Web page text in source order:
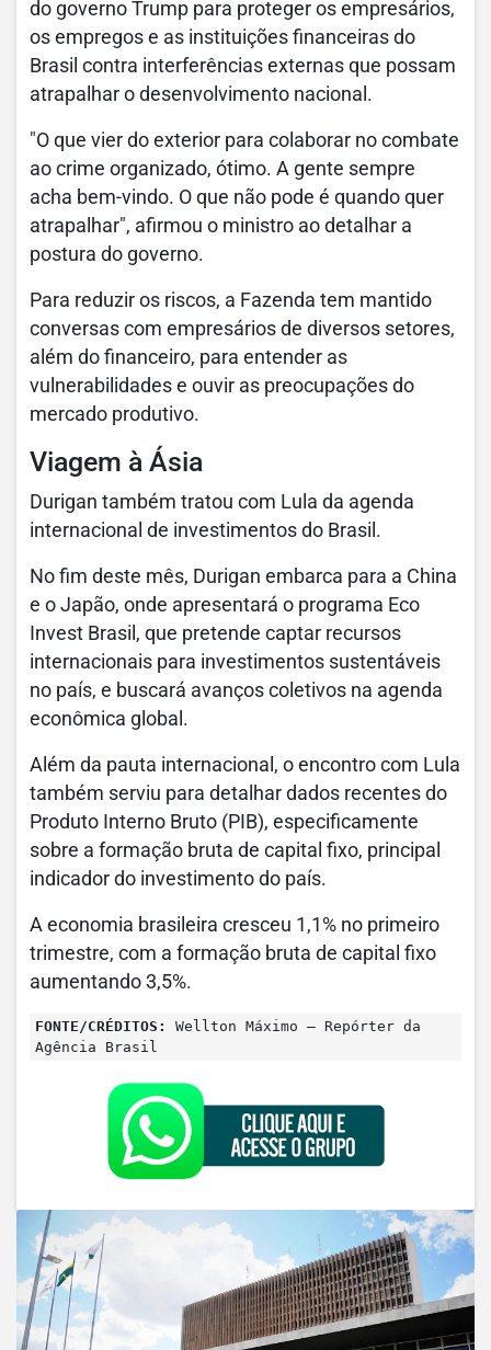
do governo Trump para proteger os empresários,
os empregos e as instituições financeiras do
Brasil contra interferências externas que possam
atrapalhar o desenvolvimento nacional.
"O que vier do exterior para colaborar no combate
ao crime organizado, ótimo. A gente sempre
acha bem-vindo. O que não pode é quando quer
atrapalhar", afirmou o ministro ao detalhar a
postura do governo.
Para reduzir os riscos, a Fazenda tem mantido
conversas com empresários de diversos setores,
além do financeiro, para entender as
vulnerabilidades e ouvir as preocupações do
mercado produtivo.
Viagem à Ásia
Durigan também tratou com Lula da agenda
internacional de investimentos do Brasil.
No fim deste mês, Durigan embarca para a China
e o Japão, onde apresentará o programa Eco
Invest Brasil, que pretende captar recursos
internacionais para investimentos sustentáveis
no país, e buscará avanços coletivos na agenda
econômica global.
Além da pauta internacional, o encontro com Lula
também serviu para detalhar dados recentes do
Produto Interno Bruto (PIB), especificamente
sobre a formação bruta de capital fixo, principal
indicador do investimento do país.
A economia brasileira cresceu 1,1% no primeiro
trimestre, com a formação bruta de capital fixo
aumentando 3,5%.
FONTE/CRÉDITOS:
Wellton Máximo – Repórter da
Agência Brasil